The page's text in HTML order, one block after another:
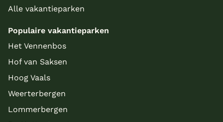
Alle vakantieparken
Populaire vakantieparken
Het Vennenbos
Hof van Saksen
Hoog Vaals
Weerterbergen
Lommerbergen